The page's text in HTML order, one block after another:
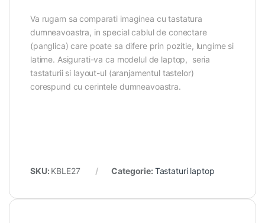
Va rugam sa comparati imaginea cu tastatura
dumneavoastra, in special cablul de conectare
(panglica) care poate sa difere prin pozitie, lungime si
latime. Asigurati-va ca modelul de laptop, seria
tastaturii si layout-ul (aranjamentul tastelor)
corespund cu cerintele dumneavoastra.
SKU: KBLE27 Categorie: Tastaturi laptop